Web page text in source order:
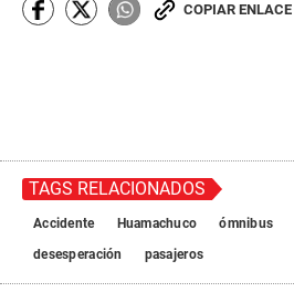
COPIAR ENLACE
TAGS RELACIONADOS
Accidente Huamachuco ómnibus
desesperación
pasajeros